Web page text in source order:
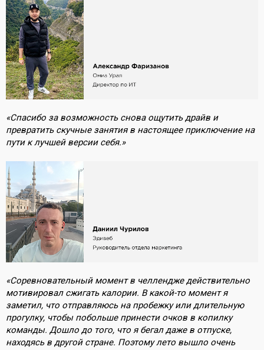
«Спасибо за возможность снова ощутить драйв и
превратить скучные занятия в настоящее приключение на
пути к лучшей версии себя.»
«Соревновательный момент в челлендже действительно
мотивировал сжигать калории. В какой-то момент я
заметил, что отправляюсь на пробежку или длительную
прогулку, чтобы побольше принести очков в копилку
команды. Дошло до того, что я бегал даже в отпуске,
находясь в другой стране. Поэтому лето вышло очень